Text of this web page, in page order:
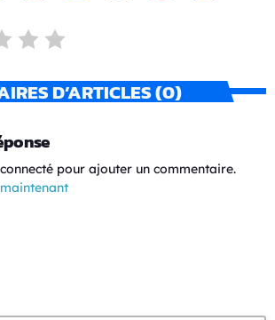
D’ARTICLES (0)
pour ajouter un commentaire.